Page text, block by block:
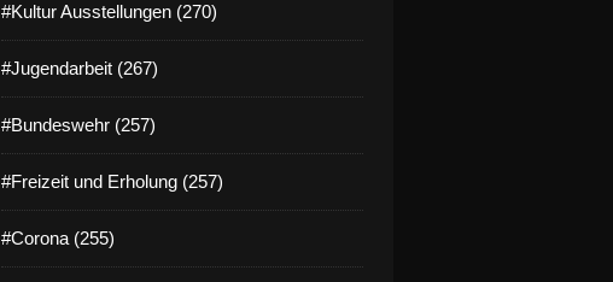
#Kultur Ausstellungen (270)
#Jugendarbeit (267)
#Bundeswehr (257)
#Freizeit und Erholung (257)
#Corona (255)